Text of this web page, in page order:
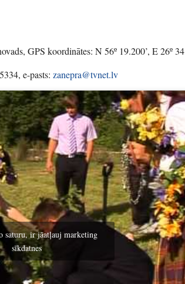
GPS koordinātes: N 56º 19.200’, E 26º
e-pasts:zanepra@tvnet.lv
saturu, ir jāatļauj marketing
sīkdatnes